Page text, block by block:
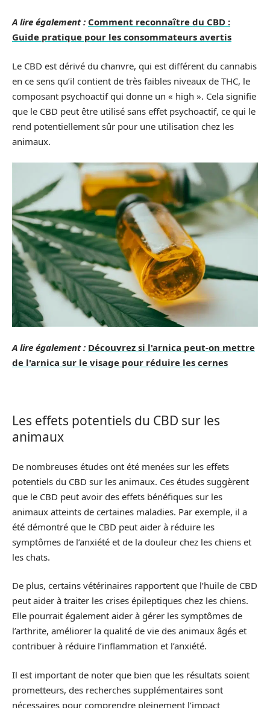
A lire également : Comment reconnaître du CBD :
Guide pratique pour les consommateurs avertis
Le CBD est dérivé du chanvre, qui est différent du cannabis
en ce sens qu’il contient de très faibles niveaux de THC, le
composant psychoactif qui donne un « high ». Cela signifie
que le CBD peut être utilisé sans effet psychoactif, ce qui le
rend potentiellement sûr pour une utilisation chez les
animaux.
A lire également : Découvrez si l'arnica peut-on mettre
de l'arnica sur le visage pour réduire les cernes
Les effets potentiels du CBD sur les
animaux
De nombreuses études ont été menées sur les effets
potentiels du CBD sur les animaux. Ces études suggèrent
que le CBD peut avoir des effets bénéfiques sur les
animaux atteints de certaines maladies. Par exemple, il a
été démontré que le CBD peut aider à réduire les
symptômes de l’anxiété et de la douleur chez les chiens et
les chats.
De plus, certains vétérinaires rapportent que l’huile de CBD
peut aider à traiter les crises épileptiques chez les chiens.
Elle pourrait également aider à gérer les symptômes de
l’arthrite, améliorer la qualité de vie des animaux âgés et
contribuer à réduire l’inflammation et l’anxiété.
Il est important de noter que bien que les résultats soient
prometteurs, des recherches supplémentaires sont
nécessaires pour comprendre pleinement l’impact